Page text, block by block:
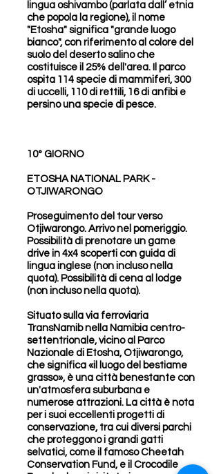
lingua oshivambo (parlata dall’ etnia
che popola la regione), il nome
"Etosha" significa "grande luogo
bianco", con riferimento al colore del
suolo del deserto salino che
costituisce il 25% dell'area. Il parco
ospita 114 specie di mammiferi, 300
di uccelli, 110 di rettili, 16 di anfibi e
persino una specie di pesce.
10° GIORNO
ETOSHA NATIONAL PARK -
OTJIWARONGO
Proseguimento del tour verso
Otjiwarongo. Arrivo nel pomeriggio.
Possibilità di prenotare un game
drive in 4x4 scoperti con guida di
lingua inglese (non incluso nella
quota). Possibilità di cena al lodge
(non incluso nella quota).
Situato sulla via ferroviaria
TransNamib nella Namibia centro-
settentrionale, vicino al Parco
Nazionale di Etosha, Otjiwarongo,
che significa «il luogo del bestiame
grasso», è una città benestante con
un'atmosfera suburbana e
numerose attrazioni. La città è nota
per i suoi eccellenti progetti di
conservazione, tra cui diversi parchi
che proteggono i grandi gatti
selvatici, come il famoso Cheetah
Conservation Fund, e il Crocodile